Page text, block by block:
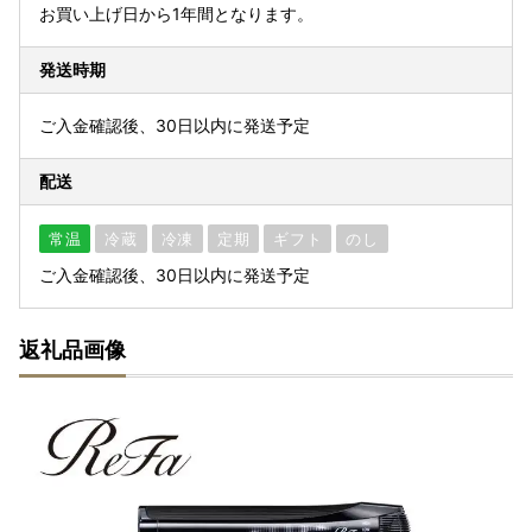
お買い上げ日から1年間となります。
発送時期
ご入金確認後、30日以内に発送予定
配送
常温 冷蔵 冷凍 定期 ギフト のし
ご入金確認後、30日以内に発送予定
返礼品画像